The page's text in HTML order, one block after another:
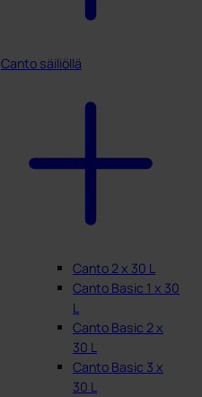
Canto säiliöllä
Canto 2 x 30 L
Canto Basic 1 x 30
L
Canto Basic 2 x
30 L
Canto Basic 3 x
30 L